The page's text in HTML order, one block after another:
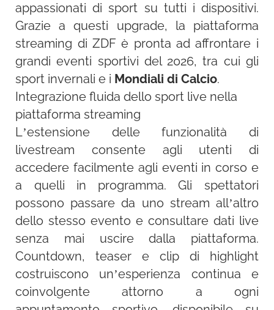
appassionati di sport su tutti i dispositivi.
Grazie a questi upgrade, la piattaforma
streaming di ZDF è pronta ad affrontare i
grandi eventi sportivi del 2026, tra cui gli
sport invernali e i Mondiali di Calcio.
Integrazione fluida dello sport live nella
piattaforma streaming
L’estensione delle funzionalità di
livestream consente agli utenti di
accedere facilmente agli eventi in corso e
a quelli in programma. Gli spettatori
possono passare da uno stream all’altro
dello stesso evento e consultare dati live
senza mai uscire dalla piattaforma.
Countdown, teaser e clip di highlight
costruiscono un’esperienza continua e
coinvolgente attorno a ogni